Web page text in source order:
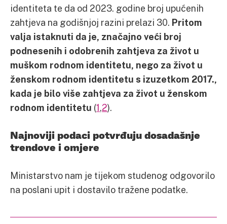
identiteta te da od 2023. godine broj upućenih
zahtjeva na godišnjoj razini prelazi 30. Pritom
valja istaknuti da je, značajno veći broj
podnesenih i odobrenih zahtjeva za život u
muškom rodnom identitetu, nego za život u
ženskom rodnom identitetu s izuzetkom 2017.,
kada je bilo više zahtjeva za život u ženskom
rodnom identitetu (1,2).
Najnoviji podaci potvrđuju dosadašnje
trendove i omjere
Ministarstvo nam je tijekom studenog odgovorilo
na poslani upit i dostavilo tražene podatke.